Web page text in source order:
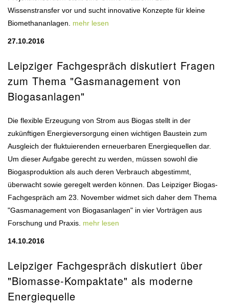
Wissenstransfer vor und sucht innovative Konzepte für kleine
Biomethananlagen. mehr lesen
27.10.2016
Leipziger Fachgespräch diskutiert Fragen
zum Thema "Gasmanagement von
Biogasanlagen"
Die flexible Erzeugung von Strom aus Biogas stellt in der
zukünftigen Energieversorgung einen wichtigen Baustein zum
Ausgleich der fluktuierenden erneuerbaren Energiequellen dar.
Um dieser Aufgabe gerecht zu werden, müssen sowohl die
Biogasproduktion als auch deren Verbrauch abgestimmt,
überwacht sowie geregelt werden können. Das Leipziger Biogas-
Fachgespräch am 23. November widmet sich daher dem Thema
"Gasmanagement von Biogasanlagen" in vier Vorträgen aus
Forschung und Praxis. mehr lesen
14.10.2016
Leipziger Fachgespräch diskutiert über
"Biomasse-Kompaktate" als moderne
Energiequelle